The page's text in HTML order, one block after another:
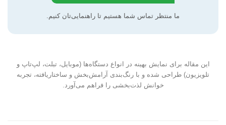
ما منتظر تماس شما هستیم تا راهنمایی‌تان کنیم.
این مقاله برای نمایش بهینه در انواع دستگاه‌ها (موبایل، تبلت، لپ‌تاپ و
تلویزیون) طراحی شده و با رنگ‌بندی آرامش‌بخش و ساختاریافته، تجربه
خوانش لذت‌بخشی را فراهم می‌آورد.